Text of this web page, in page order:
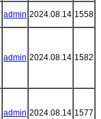
admin 2024.08.14 1558
admin 2024.08.14 1582
admin 2024.08.14 1577